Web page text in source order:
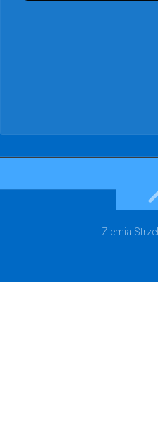
Ziemia